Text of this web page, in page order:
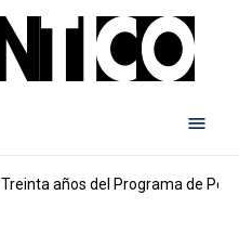
Treinta años del Programa de